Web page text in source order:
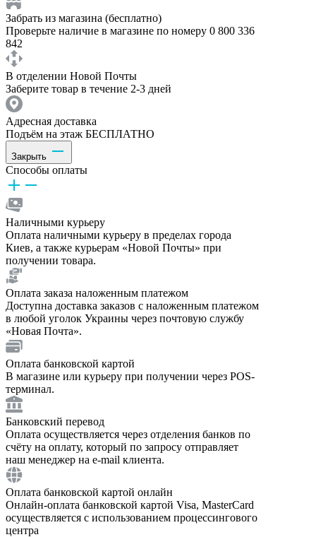
Забрать из магазина (бесплатно)
Проверьте наличие в магазине по номеру 0 800 336
842
В отделении Новой Почты
Заберите товар в течение 2-3 дней
Адресная доставка
Подъём на этаж БЕСПЛАТНО
Закрыть
Способы оплаты
Наличными курьеру
Оплата наличными курьеру в пределах города
Киев, а также курьерам «Новой Почты» при
получении товара.
Оплата заказа наложенным платежом
Доступна доставка заказов с наложенным платежом
в любой уголок Украины через почтовую службу
«Новая Почта».
Оплата банковской картой
В магазине или курьеру при получении через POS-
терминал.
Банковский перевод
Оплата осуществляется через отделения банков по
счёту на оплату, который по запросу отправляет
наш менеджер на e-mail клиента.
Оплата банковской картой онлайн
Онлайн-оплата банковской картой Visa, MasterCard
осуществляется с использованием процессингового
центра